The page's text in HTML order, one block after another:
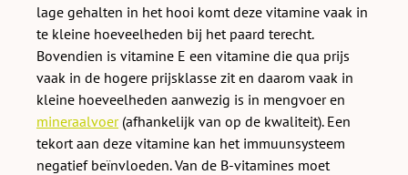
lage gehalten in het hooi komt deze vitamine vaak in
te kleine hoeveelheden bij het paard terecht.
Bovendien is vitamine E een vitamine die qua prijs
vaak in de hogere prijsklasse zit en daarom vaak in
kleine hoeveelheden aanwezig is in mengvoer en
mineraalvoer(afhankelijk van op de kwaliteit). Een
tekort aan deze vitamine kan het immuunsysteem
negatief beïnvloeden. Van de B-vitamines moet